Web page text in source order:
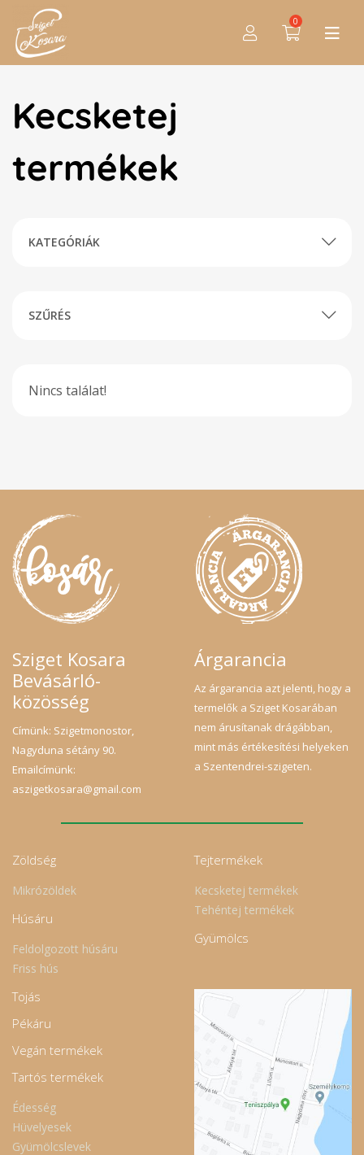
0
Kecsketej
termékek
KATEGÓRIÁK
SZŰRÉS
Nincs találat!
Sziget Kosara
Bevásárló-
közösség
Címünk: Szigetmonostor,
Nagyduna sétány 90.
Emailcímünk:
aszigetkosara@gmail.com
Árgarancia
Az árgarancia azt jelenti, hogy a
termelők a Sziget Kosarában
nem árusítanak drágábban,
mint más értékesítési helyeken
a Szentendrei-szigeten.
Zöldség
Mikrózöldek
Húsáru
Feldolgozott húsáru
Friss hús
Tejtermékek
Kecsketej termékek
Tehéntej termékek
Gyümölcs
Tojás
Pékáru
Vegán termékek
Tartós termékek
Édesség
Hüvelyesek
Gyümölcslevek